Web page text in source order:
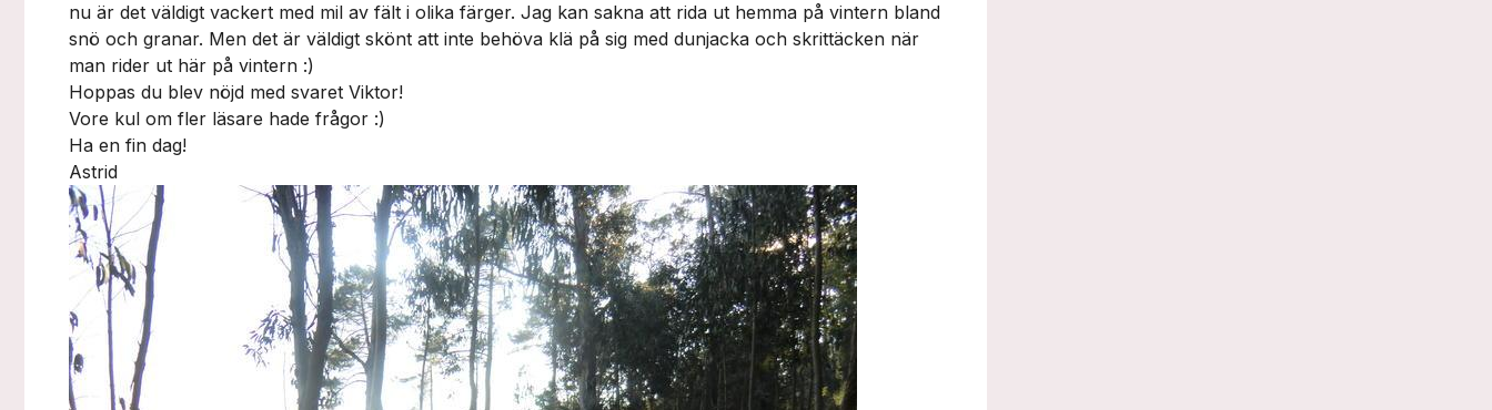
nu är det väldigt vackert med mil av fält i olika färger. Jag kan sakna att rida ut hemma på vintern bland
snö och granar. Men det är väldigt skönt att inte behöva klä på sig med dunjacka och skrittäcken när
man rider ut här på vintern :)
Hoppas du blev nöjd med svaret Viktor!
Vore kul om fler läsare hade frågor :)
Ha en fin dag!
Astrid